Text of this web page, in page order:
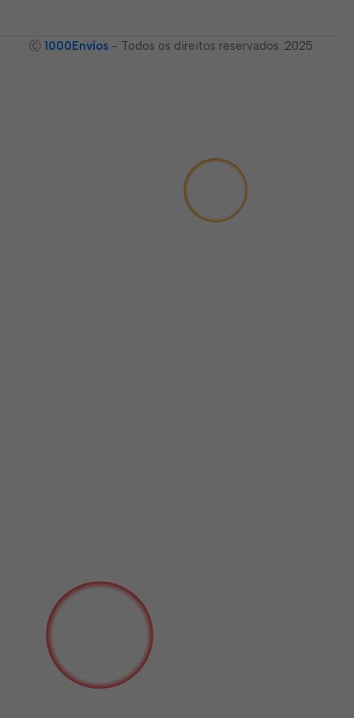
Ⓒ 1000Envíos - Todos os direitos reservados. 2025